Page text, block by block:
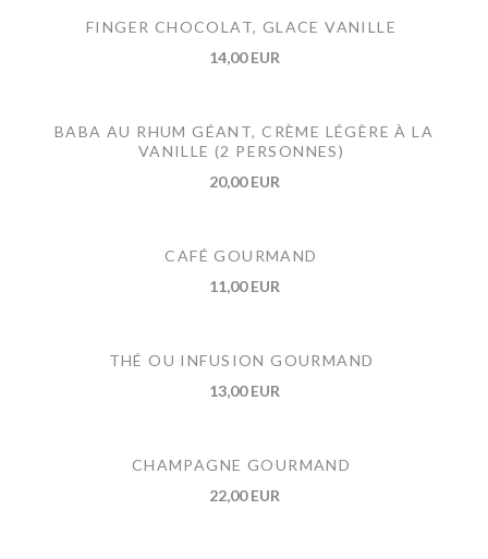
FINGER CHOCOLAT, GLACE VANILLE
14,00 EUR
BABA AU RHUM GÉANT, CRÈME LÉGÈRE À LA
VANILLE (2 PERSONNES)
20,00 EUR
CAFÉ GOURMAND
11,00 EUR
THÉ OU INFUSION GOURMAND
13,00 EUR
CHAMPAGNE GOURMAND
22,00 EUR